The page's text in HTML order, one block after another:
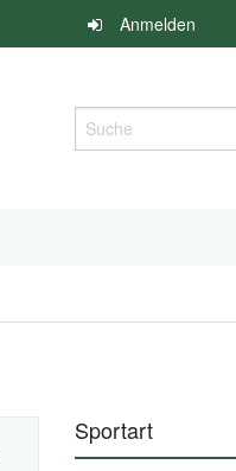
Anmelden
Suche
Sportart